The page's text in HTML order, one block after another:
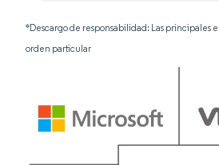
*Descargo de responsabilidad: Las principales
orden particular